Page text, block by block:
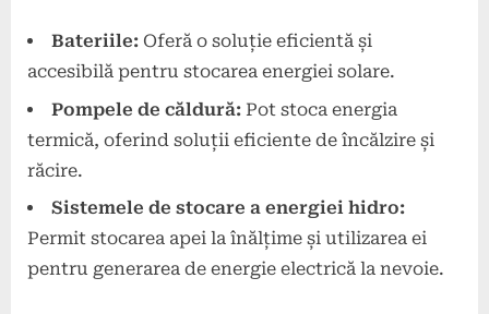
Bateriile: Oferă o soluție eficientă și
accesibilă pentru stocarea energiei solare.
Pompele de căldură: Pot stoca energia
termică, oferind soluții eficiente de încălzire și
răcire.
Sistemele de stocare a energiei hidro:
Permit stocarea apei la înălțime și utilizarea ei
pentru generarea de energie electrică la nevoie.